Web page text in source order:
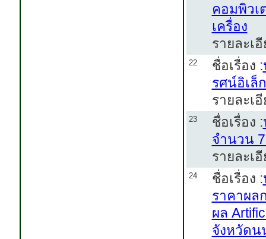
คอมพิวเ
เครื่อง
รายละเ
22 ชื่อเรื่อง :
รศน์อิเล็
รายละเ
23 ชื่อเรื่อง :
จำนวน
รายละเ
24 ชื่อเรื่อง :
ราคาผล
ผล
จังหวัดน